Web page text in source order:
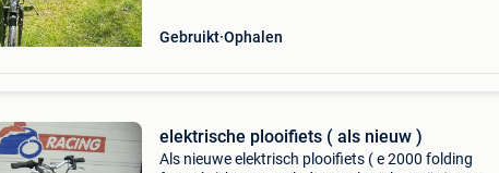
Gebruikt Ophalen
elektrische plooifiets ( als nieuw )
Als nieuwe elektrisch plooifiets ( e 2000 folding